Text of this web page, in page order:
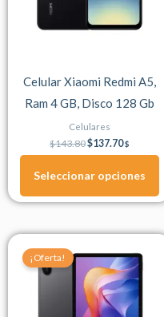
Celular Xiaomi Redmi A5,
Ram 4 GB, Disco 128 Gb
Celulares
$143.80$137.70$
Seleccionar opciones
Las
opciones
elegir
en
la
página
producto
¡Oferta!
price
was:
$224.50.
price
is:
$212.60.